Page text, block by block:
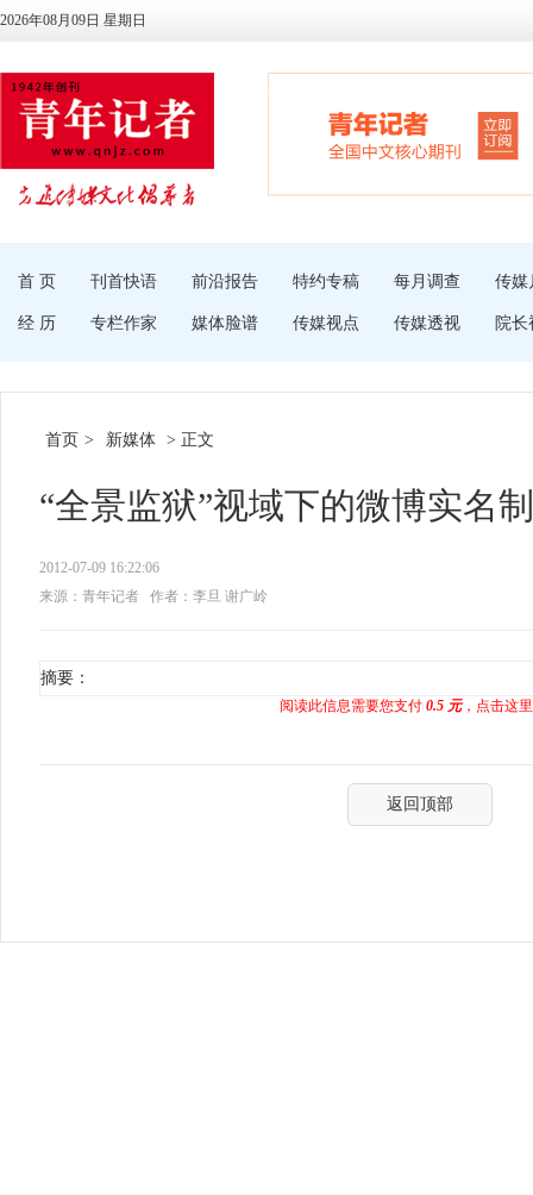
2026年08月09日 星期日
首 页 刊首快语 前沿报告 特约专稿 每月调查 传媒
经 历 专栏作家 媒体脸谱 传媒视点 传媒透视 院长
首页 > 新媒体 > 正文
“全景监狱”视域下的微博实名制
2012-07-09 16:22:06
来源：青年记者
作者：李旦 谢广岭
摘要：
阅读此信息需要您支付 0.5 元，点击这
返回顶部